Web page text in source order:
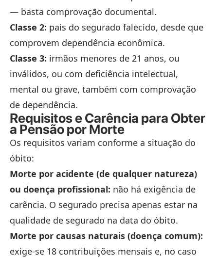
— basta comprovação documental.
Classe 2: pais do segurado falecido, desde que
comprovem dependência econômica.
Classe 3: irmãos menores de 21 anos, ou
inválidos, ou com deficiência intelectual,
mental ou grave, também com comprovação
de dependência.
Requisitos e Carência para Obter
a Pensão por Morte
Os requisitos variam conforme a situação do
óbito:
Morte por acidente (de qualquer natureza)
ou doença profissional: não há exigência de
carência. O segurado precisa apenas estar na
qualidade de segurado na data do óbito.
Morte por causas naturais (doença comum):
exige-se 18 contribuições mensais e, no caso